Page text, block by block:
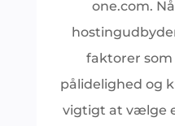
one.com.
faktorer som
pålidelighed og
vigtigt at vælge